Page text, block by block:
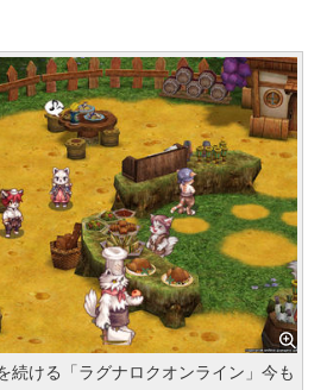
続ける「ラグナロクオンライン」今も